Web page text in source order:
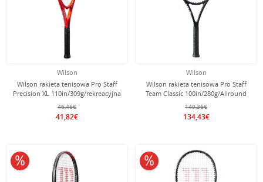
Wilson
Wilson rakieta tenisowa Pro Staff
Precision XL 110in/309g/rekreacyjna
2025 czerwona - naciągnięta -
46,46€
41,82€
Wilson
Wilson rakieta tenisowa Pro Staff
Team Classic 100in/280g/Allround
2026 czarna - naciągnięta -
149,36€
134,43€
10% obniżone 10% obniżone